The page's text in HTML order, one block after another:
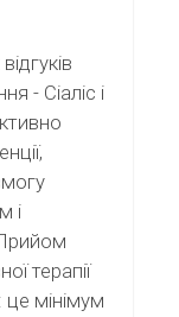
- Сіаліс і
і
терапії
мінімум